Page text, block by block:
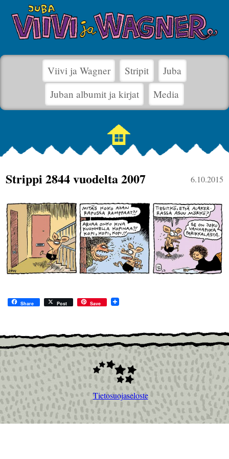
Viivi ja Wagner Stripit
Juba
Juban albumit ja kirjat
Media
6.10.2015
Strippi 2844 vuodelta 2007
Share Post Save
Tietosuojaseloste